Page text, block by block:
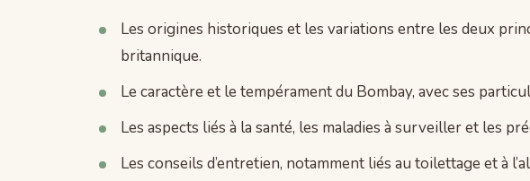
Les origines historiques et les variations entre les deux
britannique.
Le caractère et le tempérament du Bombay, avec ses
Les aspects liés à la santé, les maladies à surveiller et les
Les conseils d’entretien, notamment liés au toilettage et à